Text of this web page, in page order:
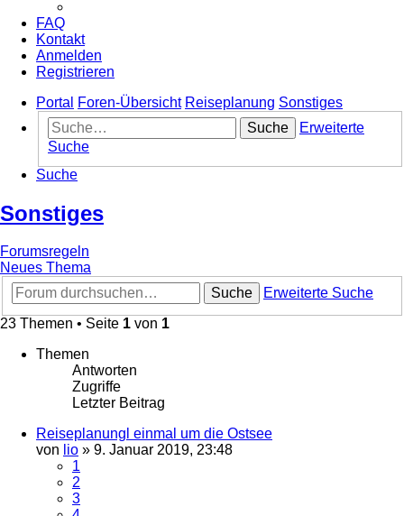
FAQ
Kontakt
Anmelden
Registrieren
Portal
Foren-Übersicht Reiseplanung Sonstiges
Suche
Erweiterte
Suche
Suche
Sonstiges
Forumsregeln
Neues Thema
Suche
Erweiterte Suche
23 Themen • Seite 1 von 1
Themen
Antworten
Zugriffe
Letzter Beitrag
Reiseplanungl einmal um die Ostsee
von lio » 9. Januar 2019, 23:48
1
2
3